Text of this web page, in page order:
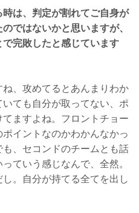
は、判定が割れてご自身が
ではないかと思いますが、
完敗したと感じています
、攻めてるとあんまりわか
ても自分が取ってない、ポ
ますよね。フロントチョー
イントなのかわかんなかっ
、セコンドのチームとも話
ていう感じなんで、全然。
。自分が持てる全てを出し